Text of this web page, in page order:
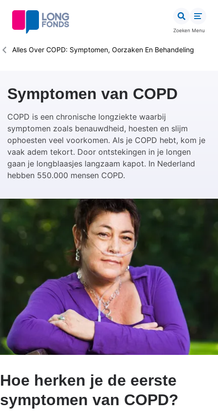
inhoud
Zoeken Menu
Kruimelpad
Alles Over COPD: Symptomen, Oorzaken En Behandeling
Symptomen van COPD
COPD is een chronische longziekte waarbij
symptomen zoals benauwdheid, hoesten en slijm
ophoesten veel voorkomen. Als je COPD hebt, kom je
vaak adem tekort. Door ontstekingen in je longen
gaan je longblaasjes langzaam kapot. In Nederland
hebben 550.000 mensen COPD.
Hoe herken je de eerste
symptomen van COPD?